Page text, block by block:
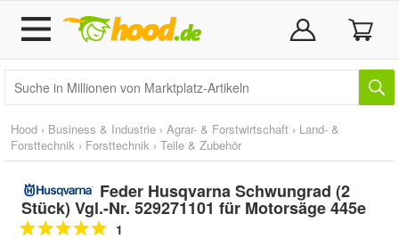
Hood › Business & Industrie › Agrar- & Forstwirtschaft › Land- &
Forsttechnik › Forsttechnik › Teile & Zubehör
Feder Husqvarna Schwungrad (2
Stück) Vgl.-Nr. 529271101 für Motorsäge 445e
1